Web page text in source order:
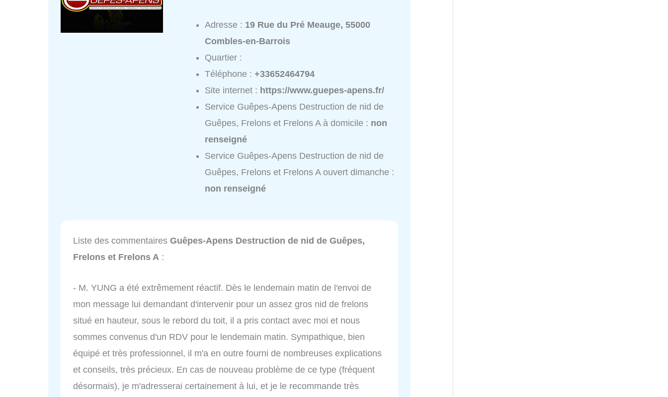
Adresse : 19 Rue du Pré Meauge, 55000
Combles-en-Barrois
Quartier :
Téléphone :+33652464794
Site internet : https://www.guepes-apens.fr/
Service Guêpes-Apens Destruction de nid de
Guêpes, Frelons et Frelons A à domicile : non
renseigné
Service Guêpes-Apens Destruction de nid de
Guêpes, Frelons et Frelons A ouvert dimanche :
non renseigné
Liste des commentaires Guêpes-Apens Destruction de nid de Guêpes,
Frelons et Frelons A :
- M. YUNG a été extrêmement réactif. Dès le lendemain matin de l'envoi de
mon message lui demandant d'intervenir pour un assez gros nid de frelons
situé en hauteur, sous le rebord du toit, il a pris contact avec moi et nous
sommes convenus d'un RDV pour le lendemain matin. Sympathique, bien
équipé et très professionnel, il m'a en outre fourni de nombreuses explications
et conseils, très précieux. En cas de nouveau problème de ce type (fréquent
désormais), je m'adresserai certainement à lui, et je le recommande très